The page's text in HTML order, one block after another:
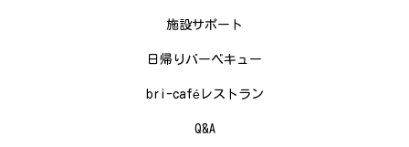
施設サポート
日帰りバーベキュー
bri-caféレストラン
Q&A